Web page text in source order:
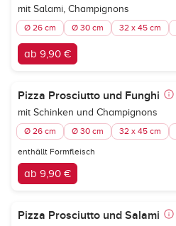
mit Salami, Champignons
Ø 26 cm Ø 30 cm 32 x 45 cm
ab 9,90 €
Pizza Prosciutto und Funghi
mit Schinken und Champignons
Ø 26 cm Ø 30 cm 32 x 45 cm
enthällt Formfleisch
ab 9,90 €
Pizza Prosciutto und Salami